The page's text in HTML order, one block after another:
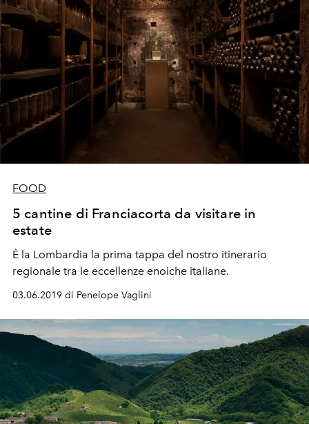
FOOD
5 cantine di Franciacorta da visitare in
estate
È la Lombardia la prima tappa del nostro itinerario
regionale tra le eccellenze enoiche italiane.
03.06.2019 di Penelope Vaglini